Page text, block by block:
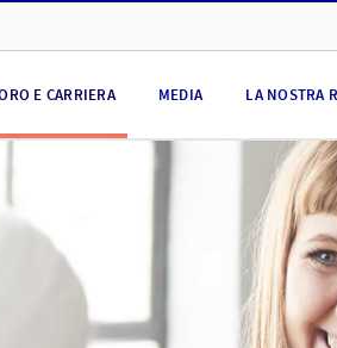
E CARRIERA MEDIA LA NOSTRA